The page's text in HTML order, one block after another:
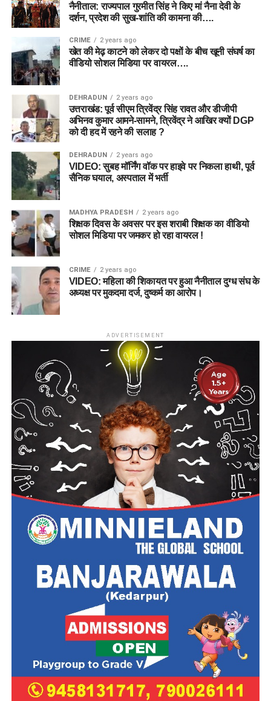
नैनीताल: राज्यपाल गुरमीत सिंह ने किए मां नैना देवी के
दर्शन, प्रदेश की सुख-शांति की कामना की….
CRIME 2 years ago
खेत की मेढ़ काटने को लेकर दो पक्षों के बीच खूनी संघर्ष का
वीडियो सोशल मिडिया पर वायरल….
DEHRADUN 2 years ago
उत्तराखंड: पूर्व सीएम त्रिवेंद्र सिंह रावत और डीजीपी
अभिनव कुमार आमने-सामने, त्रिवेंद्र ने आखिर क्यों DGP
को दी हद में रहने की सलाह ?
DEHRADUN 2 years ago
VIDEO: सुबह मॉर्निंग वॉक पर हाइवे पर निकला हाथी, पूर्व
सैनिक घयाल, अस्पताल में भर्ती
MADHYA PRADESH 2 years ago
शिक्षक दिवस के अवसर पर इस शराबी शिक्षक का वीडियो
सोशल मिडिया पर जमकर हो रहा वायरल !
CRIME 2 years ago
VIDEO: महिला की शिकायत पर हुआ नैनीताल दुग्ध संघ के
अध्यक्ष पर मुकदमा दर्ज, दुष्कर्म का आरोप।
ADVERTISEMENT